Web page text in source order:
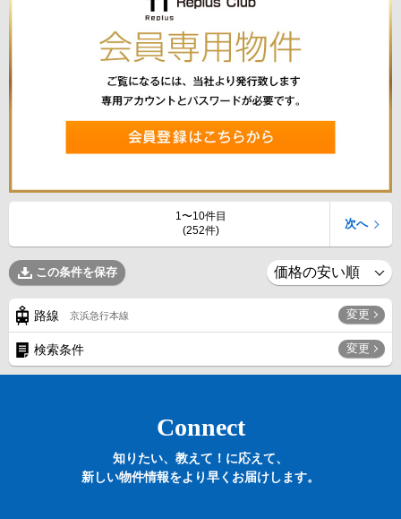
1〜10件目
(252件)
次へ
この条件を保存
路線 京浜急行本線 変更
検索条件 変更
Connect
知りたい、教えて！に応えて、
新しい物件情報をより早くお届けします。